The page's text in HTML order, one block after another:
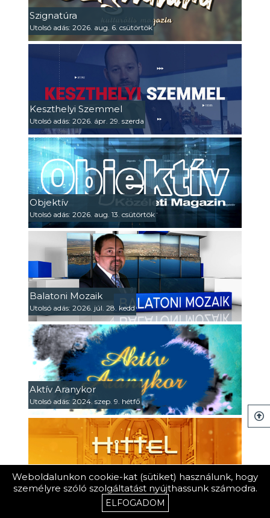
Szignatúra
Utolsó adás: 2026. aug. 6. csütörtök
Keszthelyi Szemmel
Utolsó adás: 2026. ápr. 29. szerda
Objektív
Utolsó adás: 2026. aug. 13. csütörtök
Balatoni Mozaik
Utolsó adás: 2026. júl. 28. kedd
Aktív Aranykor
Utolsó adás: 2024. szep. 9. hétfő
Hittel, lélekkel
Utolsó adás: 2025. már. 16. vasárnap
Weboldalunkon cookie-kat (sütiket) használunk, hogy
személyre szóló szolgáltatást nyújthassunk számodra.
ELFOGADOM